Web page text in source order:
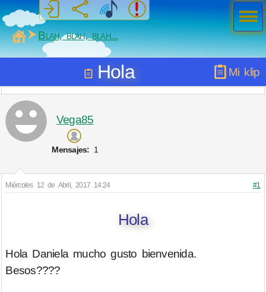
MiSabueso
Blah, blah, blah...
Mi klip
Hola
Vega85
Mensajes: 1
Miércoles 12 de Abril, 2017 14:24 #1
Hola
Hola Daniela mucho gusto bienvenida.
Besos????
Men
ú